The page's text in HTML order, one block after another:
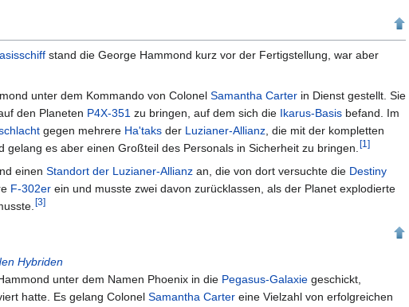
stand die George Hammond kurz vor der Fertigstellung, war aber
unter dem Kommando von Colonel Samantha Carter in Dienst gestellt. Sie
den Planeten P4X-351 zu bringen, auf dem sich die Ikarus-Basis befand. Im
gegen mehrere Ha'taks der Luzianer-Allianz , die mit der kompletten
es aber einen Großteil des Personals in Sicherheit zu bringen. [1 ]
einen Standort der Luzianer-Allianz an, die von dort versuchte die Destiny
F-302er ein und musste zwei davon zurücklassen, als der Planet explodierte
[3]
Hybriden
unter dem Namen Phoenix in die Pegasus-Galaxie geschickt,
hatte. Es gelang Colonel Samantha Carter eine Vielzahl von erfolgreichen